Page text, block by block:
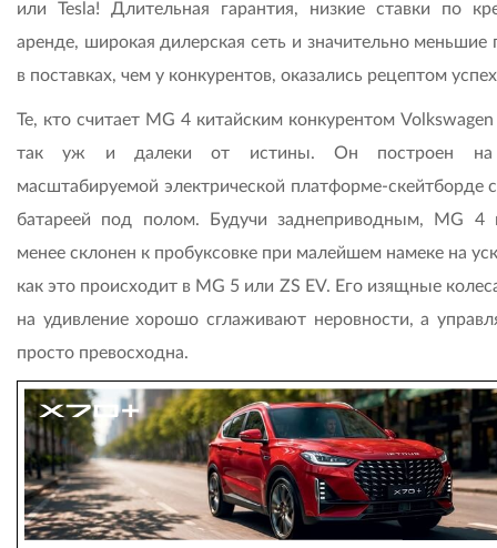
или Tesla! Длительная гарантия, низкие ставки по
аренде, широкая дилерская сеть и значительно меньшие
в поставках, чем у конкурентов, оказались рецептом
Те, кто считает MG 4 китайским конкурентом
так уж и далеки от истины. Он построен на
масштабируемой электрической платформе-скейтборде
батареей под полом. Будучи заднеприводным, MG 4
менее склонен к пробуксовке при малейшем намеке на
как это происходит в MG 5 или ZS EV. Его изящные
на удивление хорошо сглаживают неровности, а
просто превосходна.